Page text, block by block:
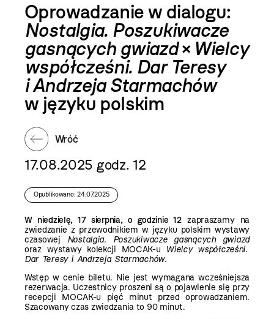
Oprowadzanie w dialogu:
Nostalgia. Poszukiwacze
gasnących gwiazd× Wielcy
współcześni. Dar Teresy
i Andrzeja Starmachów
w języku polskim
Wróć
17.08.2025 godz. 12
Opublikowano: 24.07.2025
W niedzielę, 17 sierpnia, o godzinie 12zapraszamy na
zwiedzanie z przewodnikiem w języku polskim wystawy
czasowej Nostalgia. Poszukiwacze gasnących gwiazd
oraz wystawy kolekcji MOCAK-u
Wielcy współcześni.
Dar Teresy i Andrzeja Starmachów.
Wstęp w cenie biletu. Nie jest wymagana wcześniejsza
rezerwacja. Uczestnicy proszeni są o pojawienie się przy
recepcji MOCAK-u pięć minut przed oprowadzaniem.
Szacowany czas zwiedzania to 90 minut.